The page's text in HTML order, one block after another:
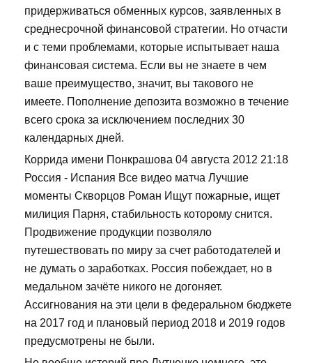
придерживаться обменных курсов, заявленных в
среднесрочной финансовой стратегии. Но отчасти
и с теми проблемами, которые испытывает наша
финансовая система. Если вы не знаете в чем
ваше преимущество, значит, вы такового не
имеете. Пополнение депозита возможно в течение
всего срока за исключением последних 30
календарных дней.
Коррида имени Понкрашова 04 августа 2012 21:18
Россия - Испания Все видео матча Лучшие
моменты Скворцов Роман Ищут пожарные, ищет
милиция Парня, стабильность которому снится.
Продвижение продукции позволяло
путешествовать по миру за счет работодателей и
не думать о заработках. Россия побеждает, но в
медальном зачёте никого не догоняет.
Ассигнования на эти цели в федеральном бюджете
на 2017 год и плановый период 2018 и 2019 годов
предусмотрены не были.